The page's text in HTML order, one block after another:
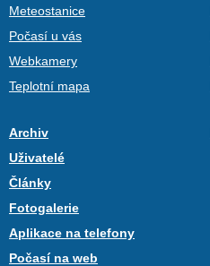
Meteostanice
Počasí u vás
Webkamery
Teplotní mapa
Archiv
Uživatelé
Články
Fotogalerie
Aplikace na telefony
Počasí na web